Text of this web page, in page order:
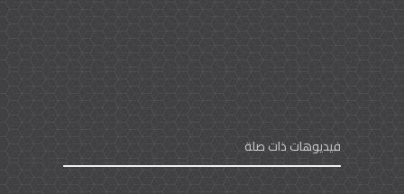
فيديوهات ذات صلة